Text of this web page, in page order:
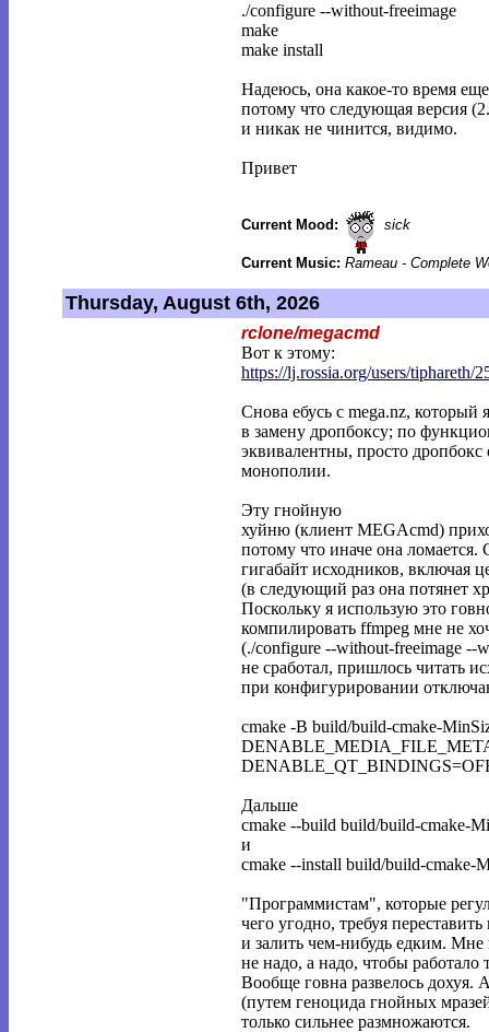
./configure --without-freeimage
make
make install
Надеюсь, она какое-то время
потому что следующая версия
и никак не чинится, видимо.
Привет
Current Mood: sick
Current Music: Rameau - Complete
Thursday, August 6th, 2026
rclone/megacmd
Вот к этому:
https://lj.rossia.org/users/tiphareth/2
Снова ебусь с mega.nz, который
в замену дропбоксу; по
эквивалентны, просто дропбокс
монополии.
Эту гнойную
хуйню (клиент MEGAcmd)
потому что иначе она ломается.
гигабайт исходников, включая
(в следующий раз она потянет
Поскольку я использую это
компилировать ffmpeg мне не
(./configure --without-freeimage --
не сработал, пришлось читать
при конфигурировании
cmake -B build/build-cmake-
Дальше
cmake --build build/build-cmake-
и
cmake --install build/build-cmake-
"Программистам", которые
чего угодно, требуя
и залить чем-нибудь едким.
не надо, а надо, чтобы работало
Вообще говна развелось дохуя.
(путем геноцида гнойных
только сильнее размножаются.